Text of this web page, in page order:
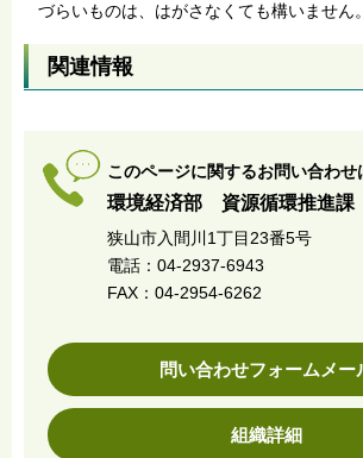
づらいものは、はがさなくても構いません。
関連情報
このページに関するお問い合わせ
環境経済部 資源循環推進課
狭山市入間川1丁目23番5号
電話：04-2937-6943
FAX：04-2954-6262
問い合わせフォームメー
組織詳細